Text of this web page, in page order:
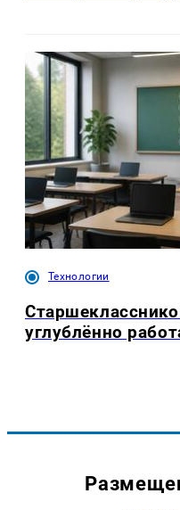
Технологии
углублённо